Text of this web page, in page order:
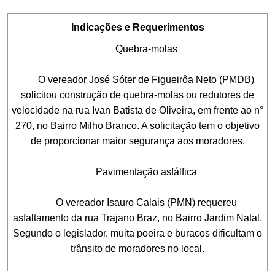
Indicações e Requerimentos
Quebra-molas
O vereador José Sóter de Figueirôa Neto (PMDB)
solicitou construção de quebra-molas ou redutores de
velocidade na rua Ivan Batista de Oliveira, em frente ao n°
270, no Bairro Milho Branco. A solicitação tem o objetivo
de proporcionar maior segurança aos moradores.
Pavimentação asfálfica
O vereador Isauro Calais (PMN) requereu
asfaltamento da rua Trajano Braz, no Bairro Jardim Natal.
Segundo o legislador, muita poeira e buracos dificultam o
trânsito de moradores no local.